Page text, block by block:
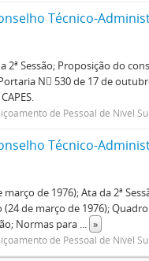
Técnico-
2ª Sessão; Proposição do
N 530 de 17 de
de Pessoal de Nível
Técnico-
março de 1976); Ata da 2ª
(24 de março de 1976);
Normas para ... »
de Pessoal de Nível